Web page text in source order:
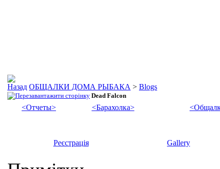
ОБЩАЛКИ ДОМА РЫБАКА > Blogs
Dead Falcon
<Отчеты> <Барахолка>
Реєстрація Gallery